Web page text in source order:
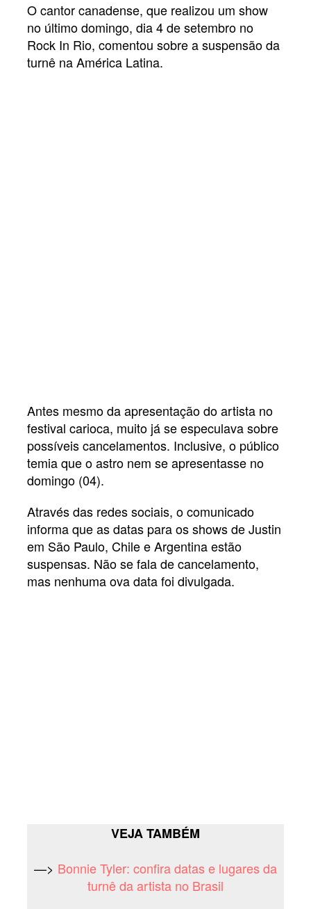
O cantor canadense, que realizou um show
no último domingo, dia 4 de setembro no
Rock In Rio, comentou sobre a suspensão da
turnê na América Latina.
Antes mesmo da apresentação do artista no
festival carioca, muito já se especulava sobre
possíveis cancelamentos. Inclusive, o público
temia que o astro nem se apresentasse no
domingo (04).
Através das redes sociais, o comunicado
informa que as datas para os shows de Justin
em São Paulo, Chile e Argentina estão
suspensas. Não se fala de cancelamento,
mas nenhuma ova data foi divulgada.
VEJA TAMBÉM
—> Bonnie Tyler: confira datas e lugares da
turnê da artista no Brasil